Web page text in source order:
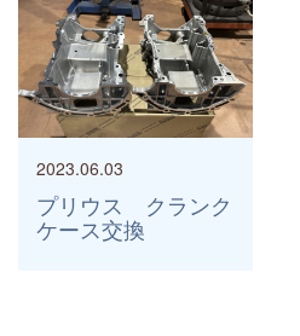
プリウス クランク
ケース交換
2023.06.03